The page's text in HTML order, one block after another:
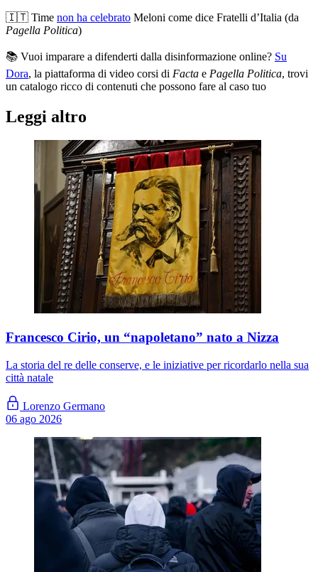
🇮🇹 Time non ha celebrato Meloni come dice Fratelli d’Italia (da
Pagella Politica)
📚 Vuoi imparare a difenderti dalla disinformazione online? Su
Dora, la piattaforma di video corsi di Facta e Pagella Politica, trovi
un catalogo ricco di contenuti che possono fare al caso tuo
Leggi altro
Francesco Cirio, un “napoletano” nato a Nizza
La storia del re delle conserve, e le iniziative per ricordarlo nella sua
città natale
Lorenzo Germano
06 ago 2026